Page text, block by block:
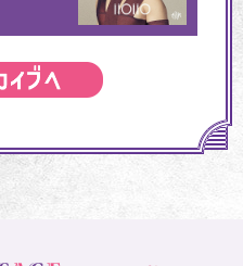
アーカイブへ